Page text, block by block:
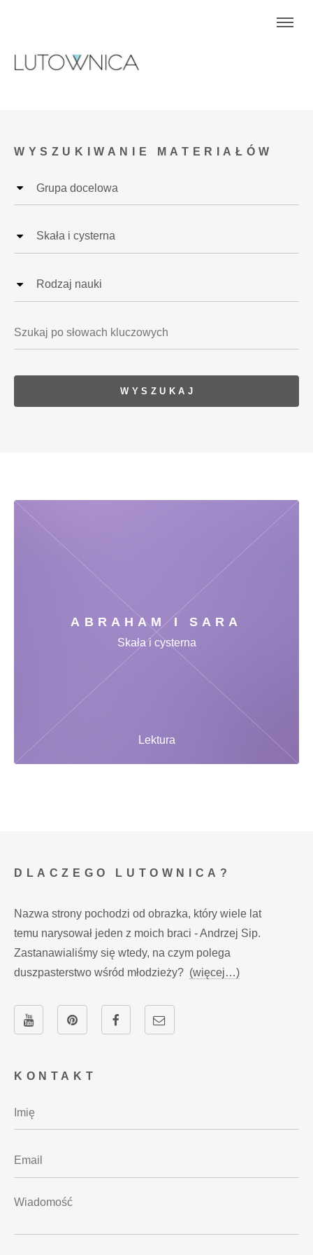
WYSZUKIWANIE MATERIAŁÓW
ABRAHAM I SARA
Lektura
Skała i cysterna
KONTAKT
DLACZEGO LUTOWNICA?
Nazwa strony pochodzi od obrazka, który wiele lat
temu narysował jeden z moich braci - Andrzej Sip.
Zastanawialiśmy się wtedy, na czym polega
duszpasterstwo wśród młodzieży? (więcej…)